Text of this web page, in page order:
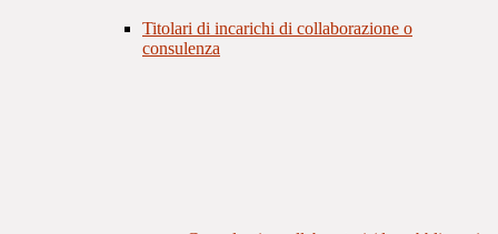
Titolari di incarichi di collaborazione o
consulenza